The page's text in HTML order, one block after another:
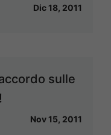
Dic 18, 2011
sulle
Nov 15, 2011